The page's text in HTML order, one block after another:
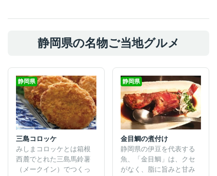
静岡県の名物ご当地グルメ
静岡県
三島コロッケ
みしまコロッケとは箱根
西麓でとれた三島馬鈴薯
（メークイン）でつくっ
静岡県
金目鯛の煮付け
静岡県の伊豆を代表する
魚、「金目鯛」は、クセ
がなく、脂に旨みと甘み